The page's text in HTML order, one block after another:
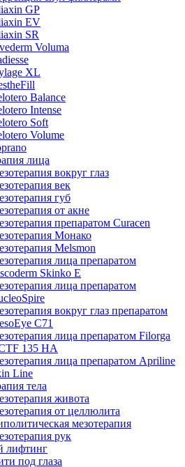
GP
EV
SR
Voluma
XL
Balance
Intense
Soft
Volume
лица
вокруг глаз
век
губ
от акне
препаратом Curacen
Монако
Melsmon
лица препаратом
Skinko E
лица препаратом
вокруг глаз препаратом
С71
лица препаратом Filorga
135 HA
лица препаратом Apriline
Line
тела
живота
от целлюлита
мезотерапия
рук
лифтинг
под глаза